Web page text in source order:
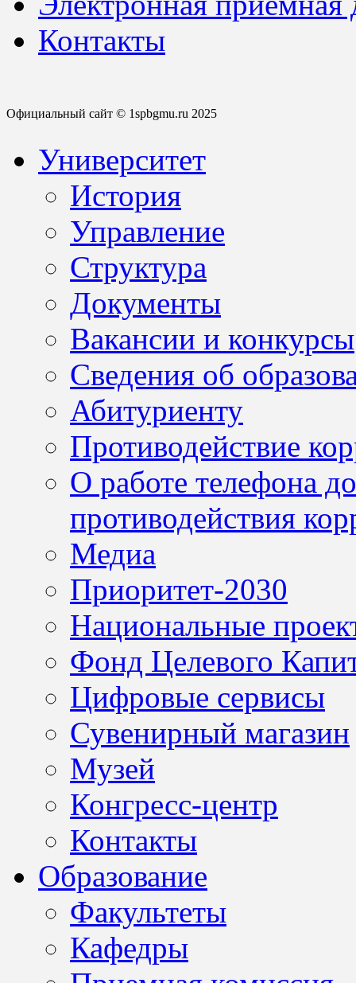
Контакты
Официальный сайт © 1spbgmu.ru 2025
Университет
История
Управление
Структура
Документы
Вакансии и конкурсы
Сведения об
Абитуриенту
Противодействие
О работе телефона
противодействия
Медиа
Приоритет-2030
Национальные
Фонд Целевого
Цифровые сервисы
Сувенирный магазин
Музей
Конгресс-центр
Контакты
Образование
Факультеты
Кафедры